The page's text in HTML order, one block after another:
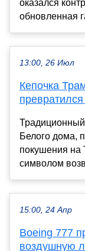
оказался
обновленная
13:00, 26 Июл
Кепочка
Белого дома,
покушения на
символом
15:00, 24 Апр
Boeing 777
воздушную